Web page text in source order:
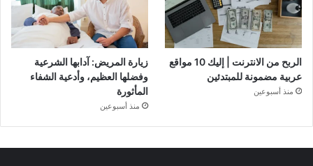
الربح من الانترنت | إليك 10 مواقع
عربية مضمونة للمبتدئين
منذ أسبوعين
زيارة المريض: آدابها الشرعية
وفضلها العظيم، وأدعية الشفاء
المأثورة
منذ أسبوعين